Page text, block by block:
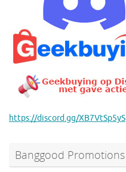
https://discord.gg/XB7VtSp5yS
Banggood Promotions